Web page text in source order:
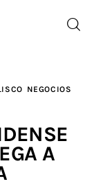
NEGOCIOS
A